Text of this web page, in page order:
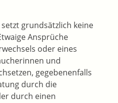
grundsätzlich keine
Ansprüche
oder eines
und
gegebenenfalls
durch die
durch einen